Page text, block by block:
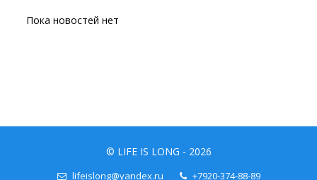
Пока новостей нет
© LIFE IS LONG - 2026
lifeislong@yandex.ru +7920-374-88-89